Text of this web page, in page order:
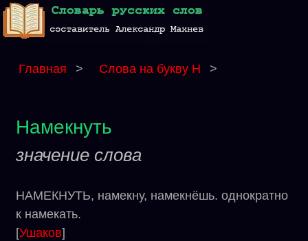
Главная > Слова на букву Н >
Намекнуть
значение слова
НАМЕКНУТЬ, намекну, намекнёшь. однократно
к намекать.
[Ушаков]